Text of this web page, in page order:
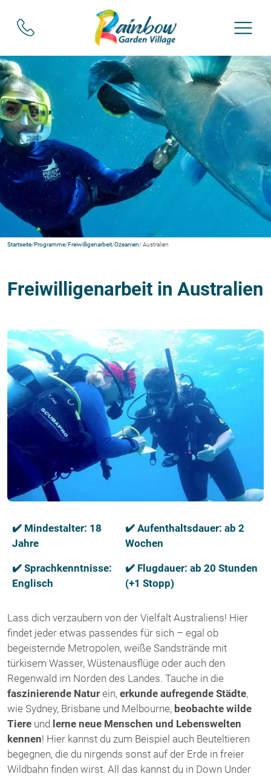
Startseite/Programme/Freiwilligenarbeit/Ozeanien/ Australien
Freiwilligenarbeit in Australien
✔️ Mindestalter: 18
Jahre
✔️ Aufenthaltsdauer: ab 2
Wochen
✔️ Sprachkenntnisse:
Englisch
✔️ Flugdauer: ab 20 Stunden
(+1 Stopp)
Lass dich verzaubern von der Vielfalt Australiens! Hier
findet jeder etwas passendes für sich – egal ob
begeisternde Metropolen, weiße Sandstrände mit
türkisem Wasser, Wüstenausflüge oder auch den
Regenwald im Norden des Landes. Tauche in die
faszinierende Natur ein, erkunde aufregende Städte,
wie Sydney, Brisbane und Melbourne, beobachte wilde
Tiere und lerne neue Menschen und Lebenswelten
kennen! Hier kannst du zum Beispiel auch Beuteltieren
begegnen, die du nirgends sonst auf der Erde in freier
Wildbahn finden wirst. All das kannst du in Down Under